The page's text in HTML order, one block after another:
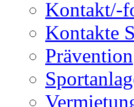
Kontakt/-
Kontakte
Prävention